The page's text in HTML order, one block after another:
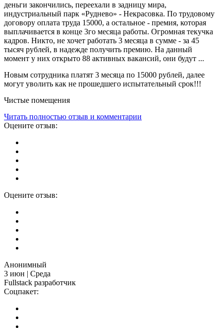
деньги закончились, переехали в задницу мира,
индустриальный парк «Руднево» - Некрасовка. По трудовому
договору оплата труда 15000, а остальное - премия, которая
выплачивается в конце 3го месяца работы. Огромная текучка
кадров. Никто, не хочет работать 3 месяца в сумме - за 45
тысяч рублей, в надежде получить премию. На данный
момент у них открыто 88 активных вакансий, они будут ...
Новым сотрудника платят 3 месяца по 15000 рублей, далее
могут уволить как не прошедшего испытательный срок!!!
Чистые помещения
Читать полностью отзыв и комментарии
Оцените отзыв:
Оцените отзыв:
Анонимный
3 июн | Среда
Fullstack разработчик
Соцпакет: